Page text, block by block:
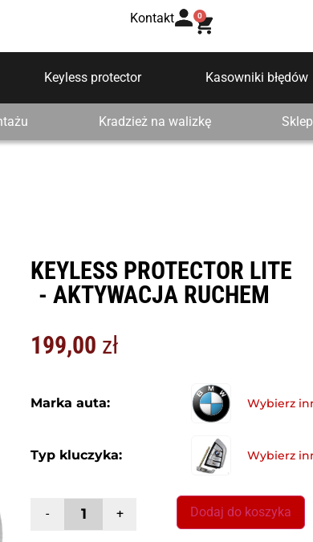
Kontakt 0
Keyless protector Kasowniki błędów
Kradzież na walizkę Sklep
KEYLESS PROTECTOR LITE
- AKTYWACJA RUCHEM
199,00 zł
Marka auta:
Typ kluczyka:
- + Dodaj do koszyka